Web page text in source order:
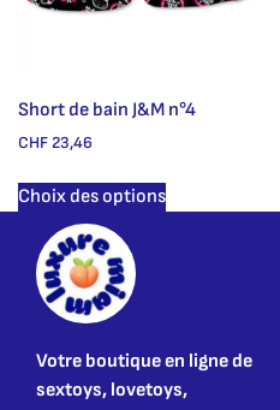
Short de bain J&M n°4
CHF 23,46
Choix des options
Votre boutique en ligne de
sextoys, lovetoys,